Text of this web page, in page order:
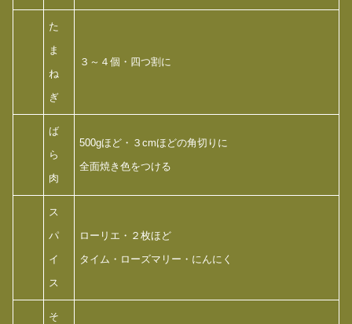
た
ま
ね
ぎ
３～４個・四つ割に
ば
ら
肉
500gほど・３cmほどの角切りに
全面焼き色をつける
ス
パ
イ
ス
ローリエ・２枚ほど
タイム・ローズマリー・にんにく
そ